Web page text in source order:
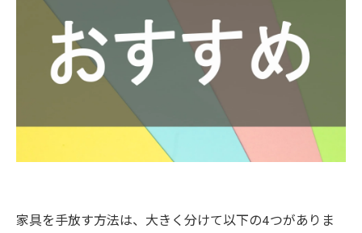
「玄関先渡し」の家具を購入した場合
組み立て式の安価な家具
搬出経路が確保できない場合
家具を手放す方法は、大きく分けて以下の4つがありま